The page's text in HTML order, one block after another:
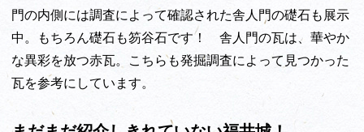
門の内側には調査によって確認された舎人門の礎石も展示
中。もちろん礎石も笏谷石です！ 舎人門の瓦は、華やか
な異彩を放つ赤瓦。こちらも発掘調査によって見つかった
瓦を参考にしています。